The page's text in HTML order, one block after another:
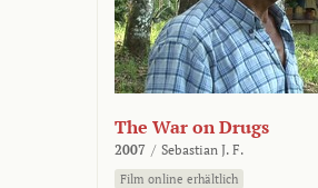
The War on Drugs
2007 / Sebastian J. F.
Film online erhältlich